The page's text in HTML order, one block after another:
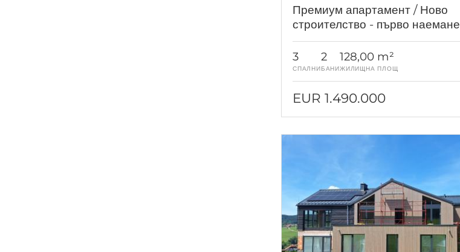
Премиум апартамент / Ново
строителство - първо наемане
3
СПАЛНИ
2
БАНИ
128,00 m²
ЖИЛИЩНА ПЛОЩ
EUR 1.490.000